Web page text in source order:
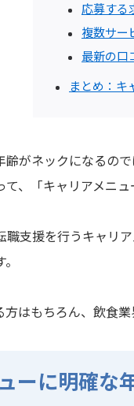
応募する
複数サー
最新の口
まとめ：キ
がネックになるの
、「キャリアメニ
職支援を行うキャリ
はもちろん、飲食
ーに明確な